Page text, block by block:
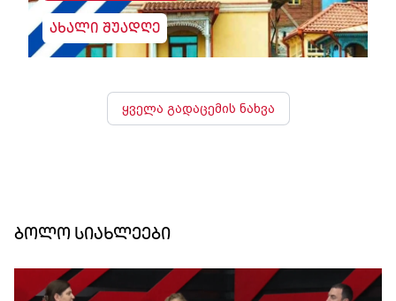
ახალი შუადღე
ყველა გადაცემის ნახვა
ბოლო სიახლეები